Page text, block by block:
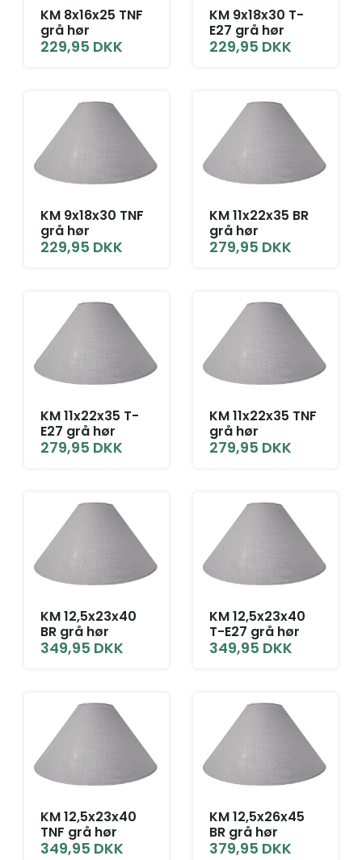
KM 8x16x25 TNF
grå hør
229,95 DKK
KM 9x18x30 T-
E27 grå hør
229,95 DKK
KM 9x18x30 TNF
grå hør
229,95 DKK
KM 11x22x35 BR
grå hør
279,95 DKK
KM 11x22x35 T-
E27 grå hør
279,95 DKK
KM 11x22x35 TNF
grå hør
279,95 DKK
KM 12,5x23x40
BR grå hør
349,95 DKK
KM 12,5x23x40
T-E27 grå hør
349,95 DKK
KM 12,5x23x40
TNF grå hør
349,95 DKK
KM 12,5x26x45
BR grå hør
379,95 DKK